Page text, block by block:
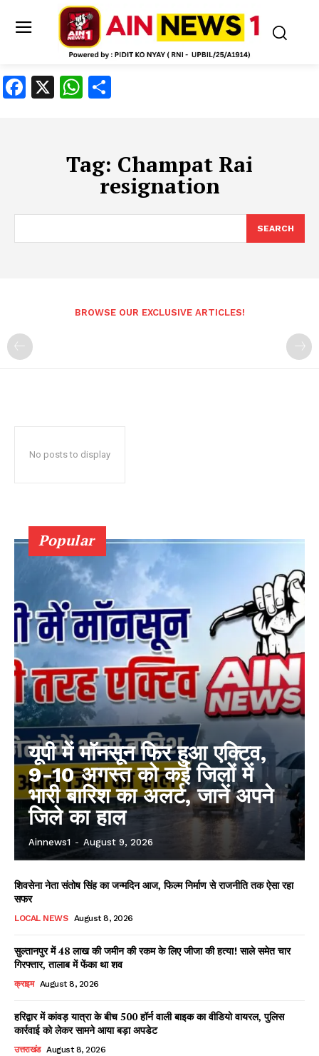
Facebook
X WhatsApp
Share
Facebook
X WhatsApp
Tag: Champat Rai
resignation
SEARCH
BROWSE OUR EXCLUSIVE ARTICLES!
No posts to display
Popular
यूपी में मॉनसून फिर हुआ एक्टिव,
9-10 अगस्त को कई जिलों में
भारी बारिश का अलर्ट, जानें अपने
जिले का हाल
Ainnews1 - August 9, 2026
शिवसेना नेता संतोष सिंह का जन्मदिन आज, फिल्म निर्माण से राजनीति तक ऐसा रहा
सफर
LOCAL NEWS August 8, 2026
सुल्तानपुर में 48 लाख की जमीन की रकम के लिए जीजा की हत्या! साले समेत चार
गिरफ्तार, तालाब में फेंका था शव
क्राइम August 8, 2026
हरिद्वार में कांवड़ यात्रा के बीच 500 हॉर्न वाली बाइक का वीडियो वायरल, पुलिस
कार्रवाई को लेकर सामने आया बड़ा अपडेट
उत्तराखंड August 8, 2026